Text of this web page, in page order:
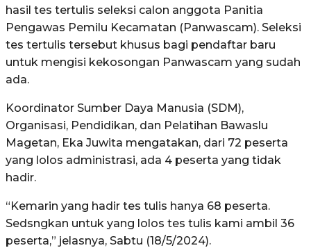
hasil tes tertulis seleksi calon anggota Panitia
Pengawas Pemilu Kecamatan (Panwascam). Seleksi
tes tertulis tersebut khusus bagi pendaftar baru
untuk mengisi kekosongan Panwascam yang sudah
ada.
Koordinator Sumber Daya Manusia (SDM),
Organisasi, Pendidikan, dan Pelatihan Bawaslu
Magetan, Eka Juwita mengatakan, dari 72 peserta
yang lolos administrasi, ada 4 peserta yang tidak
hadir.
“Kemarin yang hadir tes tulis hanya 68 peserta.
Sedsngkan untuk yang lolos tes tulis kami ambil 36
peserta,” jelasnya, Sabtu (18/5/2024).